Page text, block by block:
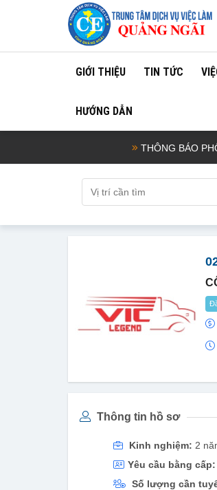
GIỚI THIỆU TIN TỨC
HƯỚNG DẪN
THÔNG BÁO PHỐI
Thông tin hồ sơ
Kinh nghiệm: 2
Yêu cầu bằng cấp:
Số lượng cần